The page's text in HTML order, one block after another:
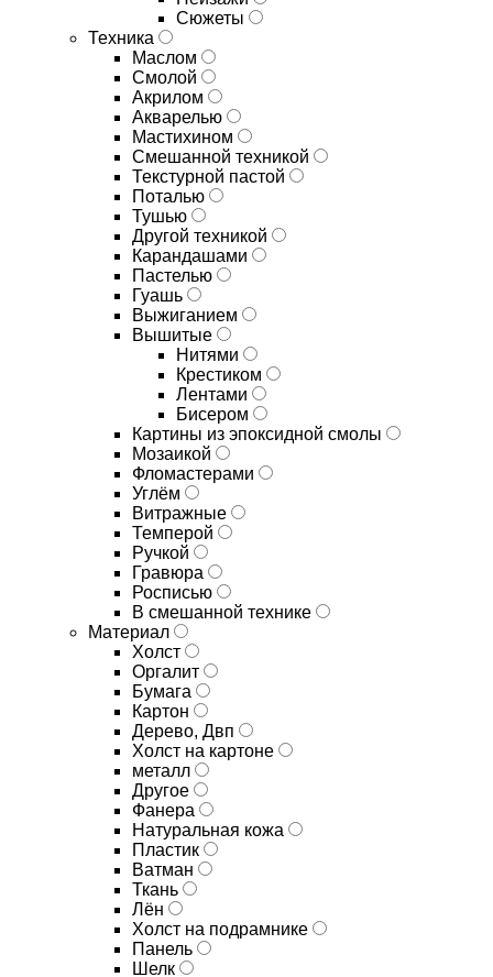
Сюжеты
Техника
Маслом
Смолой
Акрилом
Акварелью
Мастихином
Смешанной техникой
Текстурной пастой
Поталью
Тушью
Другой техникой
Карандашами
Пастелью
Гуашь
Выжиганием
Вышитые
Нитями
Крестиком
Лентами
Бисером
Картины из эпоксидной смолы
Мозаикой
Фломастерами
Углём
Витражные
Темперой
Ручкой
Гравюра
Росписью
В смешанной технике
Материал
Холст
Оргалит
Бумага
Картон
Дерево, Двп
Холст на картоне
металл
Другое
Фанера
Натуральная кожа
Пластик
Ватман
Ткань
Лён
Холст на подрамнике
Панель
Шелк